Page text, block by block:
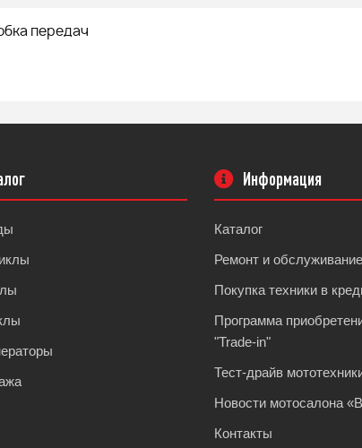
передач
Информация
Каталог
Ремонт и обслуживание
Покупка техники в
Программа
"Trade-in"
Тест-драйв
Новости мотосалона
Контакты